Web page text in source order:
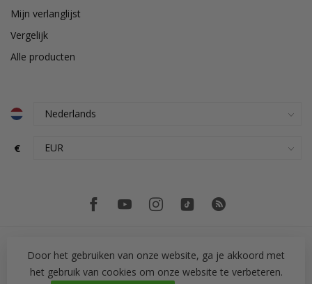
Mijn verlanglijst
Vergelijk
Alle producten
€
Door het gebruiken van onze website, ga je akkoord met
het gebruik van cookies om onze website te verbeteren.